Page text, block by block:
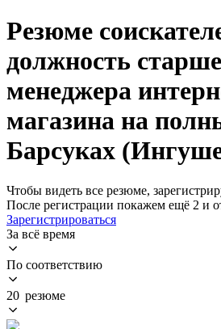
Резюме
должность
менеджера
магазина на
Барсуках
Чтобы видеть все резюме,
После регистрации покажем ещё 2 и
Зарегистрироваться
За всё время
По соответствию
20 резюме